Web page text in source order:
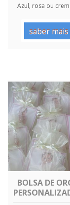
Azul, rosa ou
saber mais
BOLSA DE